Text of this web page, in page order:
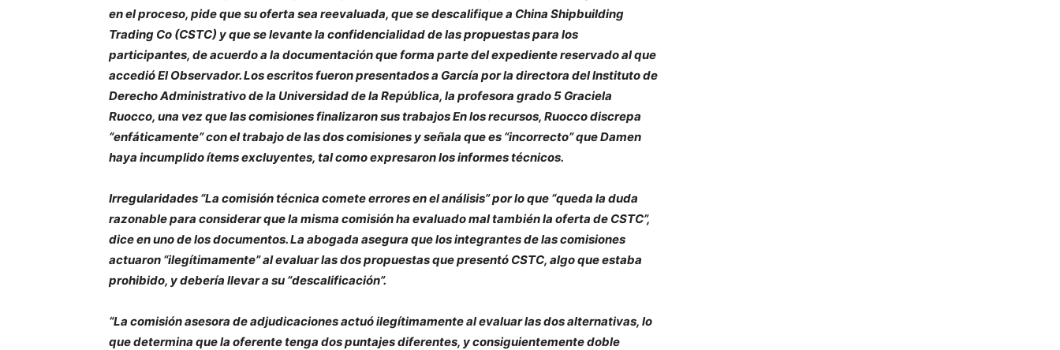
en el proceso, pide que su oferta sea reevaluada, que se descalifique a China Shipbuilding
Trading Co (CSTC) y que se levante la confidencialidad de las propuestas para los
participantes, de acuerdo a la documentación que forma parte del expediente reservado al que
accedió El Observador. Los escritos fueron presentados a García por la directora del Instituto de
Derecho Administrativo de la Universidad de la República, la profesora grado 5 Graciela
Ruocco, una vez que las comisiones finalizaron sus trabajos En los recursos, Ruocco discrepa
“enfáticamente” con el trabajo de las dos comisiones y señala que es “incorrecto” que Damen
haya incumplido ítems excluyentes, tal como expresaron los informes técnicos.
Irregularidades “La comisión técnica comete errores en el análisis” por lo que “queda la duda
razonable para considerar que la misma comisión ha evaluado mal también la oferta de CSTC”,
dice en uno de los documentos. La abogada asegura que los integrantes de las comisiones
actuaron “ilegítimamente” al evaluar las dos propuestas que presentó CSTC, algo que estaba
prohibido, y debería llevar a su “descalificación”.
“La comisión asesora de adjudicaciones actuó ilegítimamente al evaluar las dos alternativas, lo
que determina que la oferente tenga dos puntajes diferentes, y consiguientemente doble